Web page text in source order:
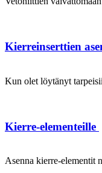
Kierreinserttien
Kun olet löytänyt
Kierre-elementeille
Asenna kierre-elementit